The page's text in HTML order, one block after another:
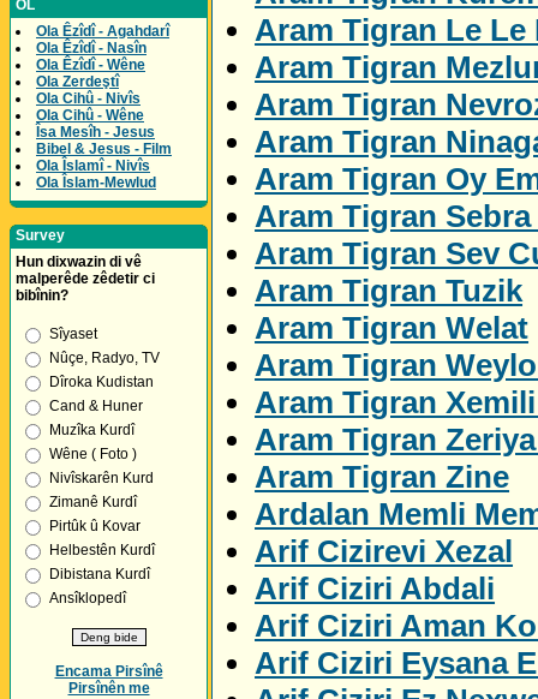
OL
Ola Êzîdî - Agahdarî
Ola Êzîdî - Nasîn
Ola Êzîdî - Wêne
Ola Zerdeştî
Ola Cihû - Nivîs
Ola Cihû - Wêne
Îsa Mesîh - Jesus
Bibel & Jesus - Film
Ola Îslamî - Nivîs
Ola Îslam-Mewlud
Survey
Hun dixwazin di vê
malperêde zêdetir ci
bibînin?
Sîyaset
Nûçe, Radyo, TV
Dîroka Kudistan
Cand & Huner
Muzîka Kurdî
Wêne ( Foto )
Nivîskarên Kurd
Zimanê Kurdî
Pirtûk û Kovar
Helbestên Kurdî
Dibistana Kurdî
Ansîklopedî
Encama Pirsînê
Pirsînên me
Aram Tigran Le Le
Aram Tigran
Aram Tigran
Aram Tigran
Aram Tigran Oy
Aram Tigran
Aram Tigran Sev
Aram Tigran Tuzik
Aram Tigran Welat
Aram Tigran
Aram Tigran
Aram Tigran
Aram Tigran Zine
Ardalan Memli
Arif Cizirevi Xezal
Arif Ciziri Abdali
Arif Ciziri Aman
Arif Ciziri Eysana